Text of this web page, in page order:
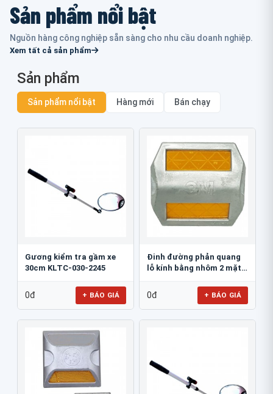
Sản phẩm nổi bật
Nguồn hàng công nghiệp sẵn sàng cho nhu cầu doanh nghiệp.
Xem tất cả sản phẩm
Sản phẩm
Sản phẩm nổi bật Hàng mới Bán chạy
Gương kiểm tra gầm xe
30cm KLTC-030-2245
0đ + BÁO GIÁ
Đinh đường phản quang
lỗ kính bằng nhôm 2 mặt
0đ + BÁO GIÁ